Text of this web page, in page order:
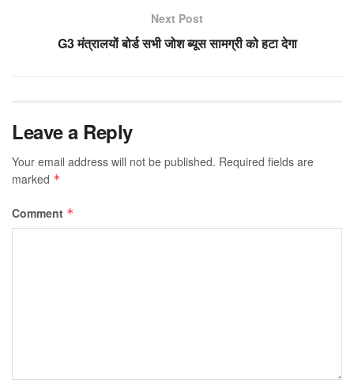
Next Post
G3 मंत्रालयों बोर्ड सभी जोश ब्यूस सामग्री को हटा देगा
Leave a Reply
Your email address will not be published. Required fields are
marked *
Comment *